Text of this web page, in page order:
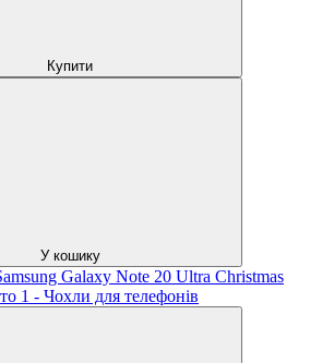
Купити
У кошику